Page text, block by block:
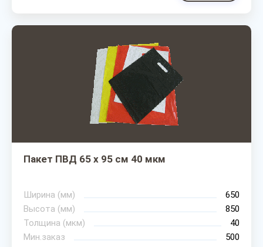
Пакет ПВД 65 х 95 см 40 мкм
Ширина (мм)
650
Высота (мм)
850
Толщина (мкм)
40
Мин.заказ
500